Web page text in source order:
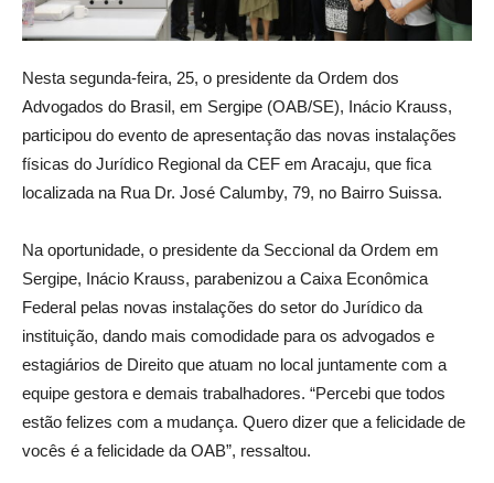
Nesta segunda-feira, 25, o presidente da Ordem dos
Advogados do Brasil, em Sergipe (OAB/SE), Inácio Krauss,
participou do evento de apresentação das novas instalações
físicas do Jurídico Regional da CEF em Aracaju, que fica
localizada na Rua Dr. José Calumby, 79, no Bairro Suissa.
Na oportunidade, o presidente da Seccional da Ordem em
Sergipe, Inácio Krauss, parabenizou a Caixa Econômica
Federal pelas novas instalações do setor do Jurídico da
instituição, dando mais comodidade para os advogados e
estagiários de Direito que atuam no local juntamente com a
equipe gestora e demais trabalhadores. “Percebi que todos
estão felizes com a mudança. Quero dizer que a felicidade de
vocês é a felicidade da OAB”, ressaltou.